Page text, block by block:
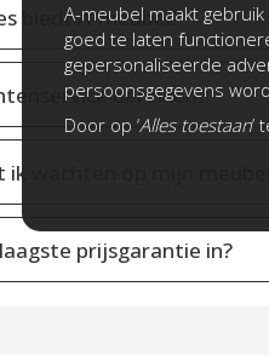
biedt A-meubel?
bereiken?
wachten op mijn
prijsgarantie in?
A-meubel maakt
goed te laten
gepersonaliseerde
persoonsgegevens
Door op ‘Alles toestaan’